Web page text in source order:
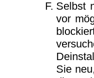
Selbst
vor
Sie